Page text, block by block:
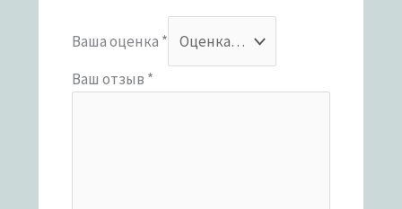
Ваша оценка *
Ваш отзыв *